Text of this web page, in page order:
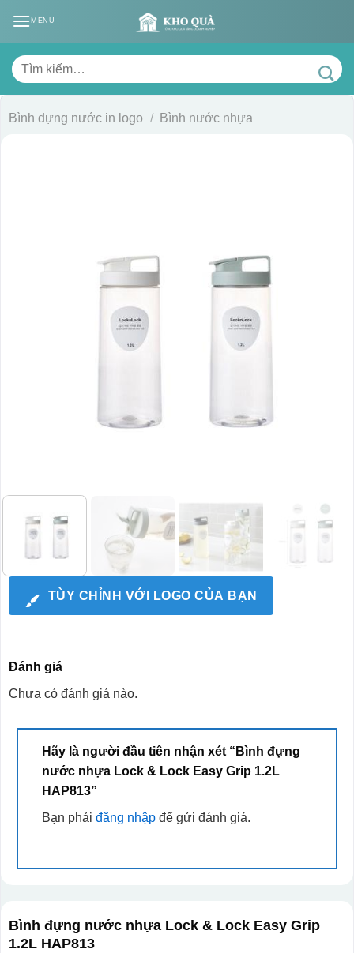
MENU
Tìm
kiếm:
Bình đựng nước in logo / Bình nước nhựa
TÙY CHỈNH VỚI LOGO CỦA BẠN
Đánh giá
Chưa có đánh giá nào.
Hãy là người đầu tiên nhận xét “Bình đựng
nước nhựa Lock & Lock Easy Grip 1.2L
HAP813”
Bạn phải đăng nhậpđể gửi đánh giá.
Bình đựng nước nhựa Lock & Lock Easy Grip
1.2L HAP813